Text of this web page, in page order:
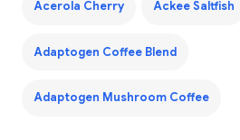
Acerola Cherry Ackee Saltfish
Adaptogen Coffee Blend
Adaptogen Mushroom Coffee